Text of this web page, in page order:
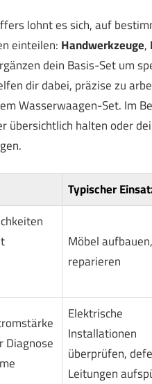
lohnt es sich, auf
einteilen: Handwerkzeuge,
dein Basis-Set um
dir dabei, präzise zu
Wasserwaagen-Set. Im
übersichtlich halten oder
Typischer
Möbel
reparieren
Diagnose
Elektrische
Installationen
überprüfen,
Leitungen